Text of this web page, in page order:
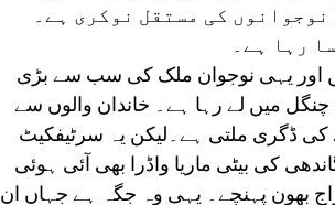
پروگرام سے مخاطب ہوتے ہوئے کہا کہ ہزار میں صرف 12 نوجوانوں کی مستقل نوکری ہے۔
رہا ہے۔
اور یہی نوجوان ملک کی سب سے بڑی
چنگل میں لے رہا ہے۔ خاندان والوں سے
کی ڈگری ملتی ہے۔لیکن یہ سرٹیفکیٹ
کی بیٹی ماریا واڈرا بھی آئی ہوئی
بھون پہنچے۔ یہی وہ جگہ ہے جہاں ان